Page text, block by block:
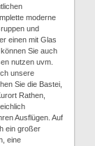
moderne
und
einen mit Glas
Sie auch
nutzen uvm.
unsere
Sie die Bastei,
Rathen,
Ausflügen. Auf
ein großer
eine